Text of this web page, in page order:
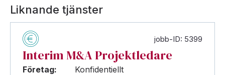
Liknande tjänster
jobb-ID: 5399
Interim M&A Projektledare
Företag:
Konfidentiellt